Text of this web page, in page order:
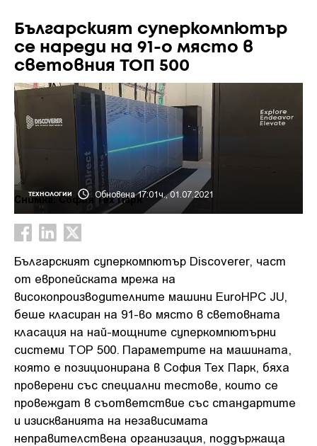
Българският суперкомпютър
се нареди на 91-о място в
световния ТОП 500
ТЕХНОЛОГИИ Обновена 17:01ч., 01.07.2021
Снимка: София Тех Парк
Българският суперкомпютър Discoverer, част
от европейската мрежа на
високопроизводителните машини EuroHPC JU,
беше класиран на 91-во място в световната
класация на най-мощните суперкомпютърни
системи TOP 500. Параметрите на машината,
която е позиционирана в София Тех Парк, бяха
проверени със специални тестове, които се
провеждат в съответствие със стандартите
и изискванията на независимата
неправителствена организация, поддържаща